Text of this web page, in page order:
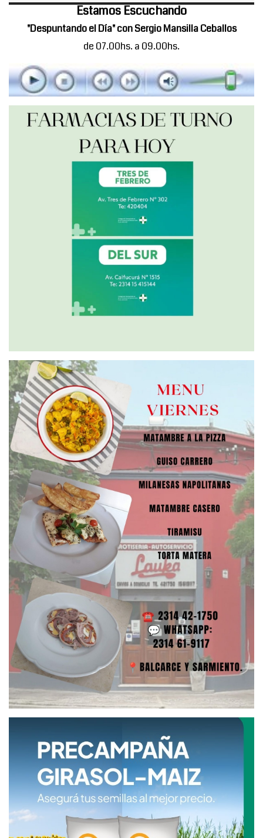
Estamos Escuchando
"Despuntando el Día" con Sergio Mansilla Ceballos
de 07.00hs. a 09.00hs.